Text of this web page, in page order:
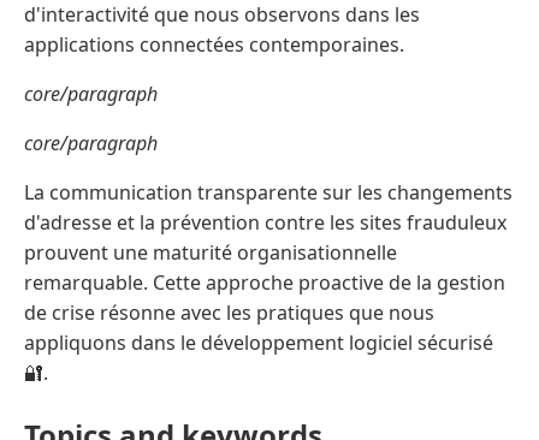
d'interactivité que nous observons dans les
applications connectées contemporaines.
core/paragraph
core/paragraph
La communication transparente sur les changements
d'adresse et la prévention contre les sites frauduleux
prouvent une maturité organisationnelle
remarquable. Cette approche proactive de la gestion
de crise résonne avec les pratiques que nous
appliquons dans le développement logiciel sécurisé
🔐.